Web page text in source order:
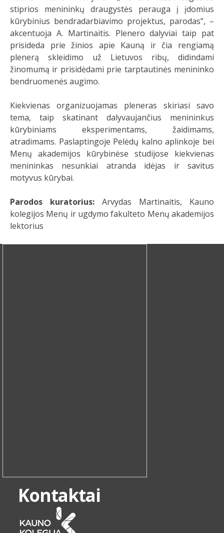
stiprios menininkų draugystės perauga į įdomius
kūrybinius bendradarbiavimo projektus, parodas”, –
akcentuoja A. Martinaitis. Plenero dalyviai taip pat
prisideda prie žinios apie Kauną ir čia rengiamą
plenerą skleidimo už Lietuvos ribų, didindami
žinomumą ir prisidėdami prie tarptautinės menininko
bendruomenės augimo.
Kiekvienas organizuojamas pleneras skiriasi savo
tema, taip skatinant dalyvaujančius menininkus
kūrybiniams eksperimentams, žaidimams,
atradimams. Paslaptingoje Pelėdų kalno aplinkoje bei
Menų akademijos kūrybinėse studijose kiekvienas
menininkas nesunkiai atranda idėjas ir savitus
motyvus kūrybai.
Parodos kuratorius: Arvydas Martinaitis, Kauno
kolegijos Menų ir ugdymo fakulteto Menų akademijos
lektorius
Kontaktai